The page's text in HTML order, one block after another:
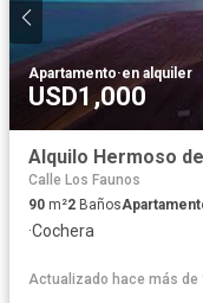
Apartamento·en alquiler
USD1,000
Calle Los Faunos
90 m²2 Baños
·Cochera
Actualizado hace más de